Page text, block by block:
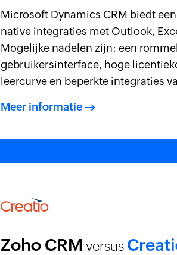
Microsoft Dynamics CRM biedt
native integraties met Outlook,
Mogelijke nadelen zijn: een
gebruikersinterface, hoge
leercurve en beperkte integraties
Meer informatie
Zoho CRM versus